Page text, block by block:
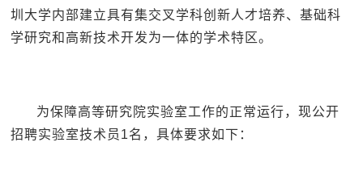
圳大学内部建立具有集交叉学科创新人才培养、基础科
学研究和高新技术开发为一体的学术特区。
为保障高等研究院实验室工作的正常运行，现公开
招聘实验室技术员1名，具体要求如下：